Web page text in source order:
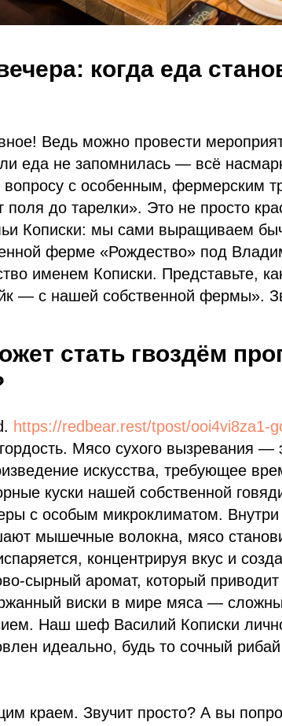
когда еда
Ведь можно провести
еда не запомнилась — всё
вопросу с особенным, фермерским
до тарелки». Это не просто
Кописки: мы сами выращиваем
ферме «Рождество» под
именем Кописки. Представьте,
— с нашей собственной фермы».
стать гвоздём
https://redbear.rest/tpost/ooi4vi8za1-
Мясо сухого вызревания —
искусства, требующее
куски нашей собственной
с особым микроклиматом. Внутри
мышечные волокна, мясо
концентрируя вкус и
сырный аромат, который
виски в мире мяса —
Наш шеф Василий Кописки
идеально, будь то сочный
краем. Звучит просто? А вы